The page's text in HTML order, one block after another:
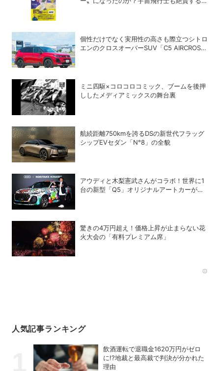
個性だけでなく実用性の高さも際立つシトロ
エンのクロスオーバーSUV「C5 AIRCROSS
ミニ四駆×コロコロコミック、ブームを後押
ししたメディアミックスの舞台裏
航続距離750kmを誇るDSの新世代フラッグ
シップEVセダン「N°8」の全貌
アウディと木梨憲武さんがコラボ！世界に1
台の新型「Q5」オリジナルアートカーが全
驚きの4万円超え！価格上昇が止まらない花
火大会の「有料プレミアム席」
人気記事ランキング
飲酒運転で退職金1620万円がゼロ
に!?地裁と最高裁で判決が分かれた
理由